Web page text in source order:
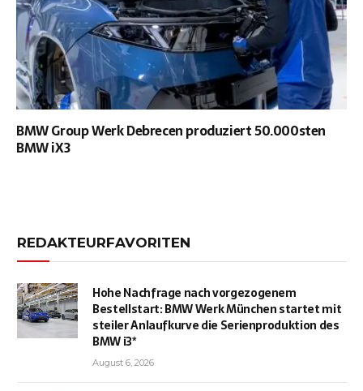
BMW Group Werk Debrecen produziert 50.000sten
BMW iX3
REDAKTEURFAVORITEN
Hohe Nachfrage nach vorgezogenem
Bestellstart: BMW Werk München startet mit
steiler Anlaufkurve die Serienproduktion des
BMW i3*
August 6, 2026